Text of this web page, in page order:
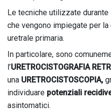
Le tecniche utilizzate durante
che vengono impiegate per
uretrale primaria.
In particolare, sono
l’URETROCISTOGRAFIA
una URETROCISTOSCOPIA,
individuare potenziali
asintomatici.